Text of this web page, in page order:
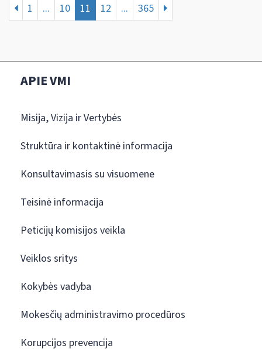
1 ... 10 11 12 ... 365
APIE VMI
Misija, Vizija ir Vertybės
Struktūra ir kontaktinė informacija
Konsultavimasis su visuomene
Teisinė informacija
Peticijų komisijos veikla
Veiklos sritys
Kokybės vadyba
Mokesčių administravimo procedūros
Korupcijos prevencija